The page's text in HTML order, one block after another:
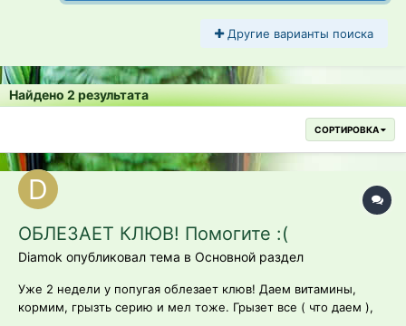
Другие варианты поиска
Найдено 2 результата
СОРТИРОВКА
ОБЛЕЗАЕТ КЛЮВ! Помогите :(
Diamok опубликовал тема в Основной раздел
Уже 2 недели у попугая облезает клюв! Даем витамины,
кормим, грызть серию и мел тоже. Грызет все ( что даем ),